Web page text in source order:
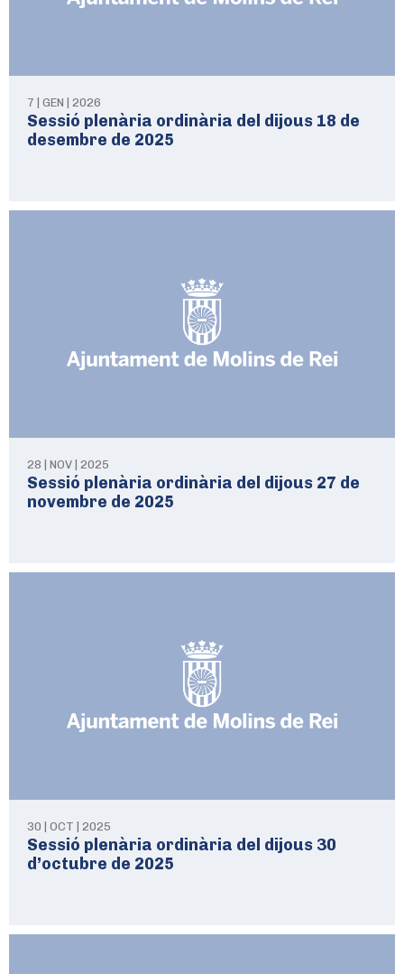
7 | GEN | 2026
Sessió plenària ordinària del dijous 18 de
desembre de 2025
28 | NOV | 2025
Sessió plenària ordinària del dijous 27 de
novembre de 2025
30 | OCT | 2025
Sessió plenària ordinària del dijous 30
d’octubre de 2025